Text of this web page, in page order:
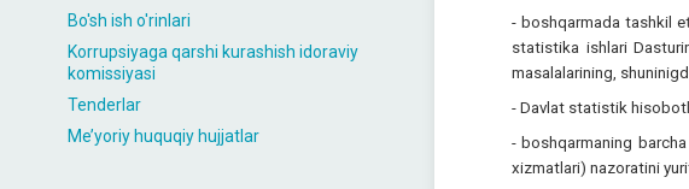
Bo'sh ish o'rinlari
Korrupsiyaga qarshi kurashish idoraviy
komissiyasi
Tenderlar
Me’yoriy huquqiy hujjatlar
- boshqarmada tashkil
statistika ishlari
masalalarining,
- Davlat statistik
- boshqarmaning
xizmatlari) nazoratini